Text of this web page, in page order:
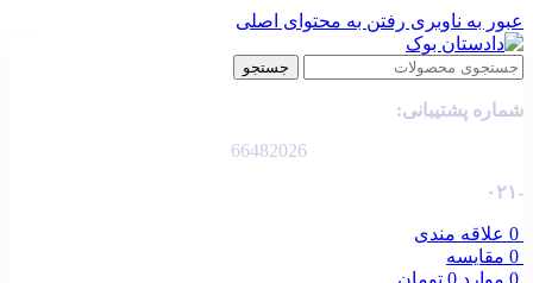
عبور به ناوبری رفتن به محتوای اصلی
جستجو
شماره پشتیبانی:
66482026
-۰۲۱
0 علاقه مندی
0 مقایسه
0 موارد 0 تومان